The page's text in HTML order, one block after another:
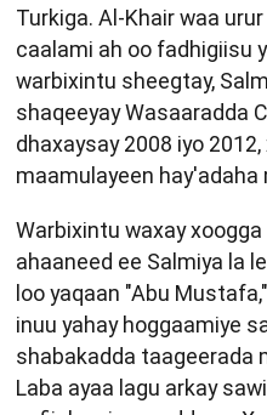
Turkiga. Al-Khair waa
caalami ah oo fadhigiisu
warbixintu sheegtay,
shaqeeyay Wasaaradda
dhaxaysay 2008 iyo
maamulayeen hay'adaha
Warbixintu waxay
ahaaneed ee Salmiya la
loo yaqaan "Abu
inuu yahay hoggaamiye
shabakadda taageerada
Laba ayaa lagu arkay